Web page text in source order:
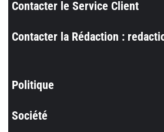
Contacter le Service Client
Contacter la Rédaction :
Politique
Société